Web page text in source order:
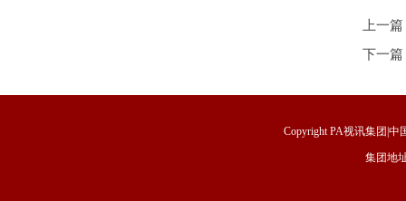
上一
下一篇
Copyright PA视讯集团|中
集团地